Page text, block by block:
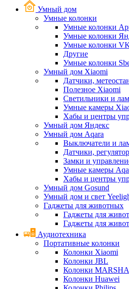
Умный дом
Умные колонки
Умные колонки
Умные колонки
Умные колонки
Другие
Умные колонки
Умный дом Xiaomi
Датчики,
Полезное Xiaomi
Светильники и
Умные камеры
Хабы и центры
Умный дом Яндекс
Умный дом Aqara
Выключатели и
Датчики,
Замки и
Умные камеры
Хабы и центры
Умный дом Gosund
Умный дом и свет
Гаджеты для животных
Гаджеты для
Гаджеты для
Аудиотехника
Портативные колонки
Колонки Xiaomi
Колонки JBL
Колонки
Колонки Huawei